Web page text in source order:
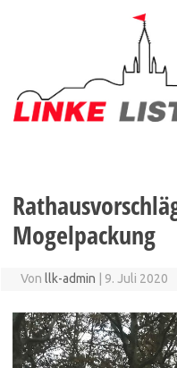
Mogelpackung
Von llk-admin 9. Juli 2020